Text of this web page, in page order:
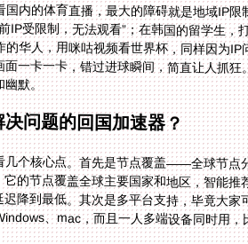
国内的体育直播，最大的障碍就是地域IP
IP受限制，无法观看”；在韩国的留学生，
华人，用咪咕视频看世界杯，同样因为IP
一卡一卡，错过进球瞬间，简直让人抓狂
幽默。
问题的回国加速器？
几个核心点。首先是节点覆盖——全球节点
它的节点覆盖全球主要国家和地区，智能
降到最低。其次是多平台支持，毕竟大
、mac，而且一人多端设备同时用